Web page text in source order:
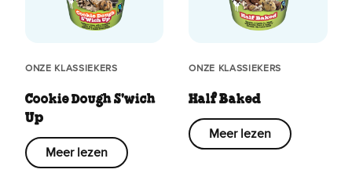
ONZE KLASSIEKERS
Cookie Dough S'wich
Up
Meer lezen
ONZE KLASSIEKERS
Half Baked
Meer lezen